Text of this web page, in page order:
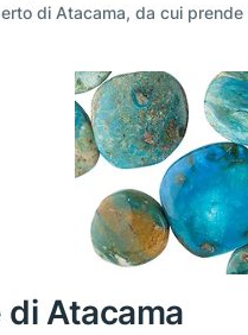
di Atacama, da cui
di Atacama